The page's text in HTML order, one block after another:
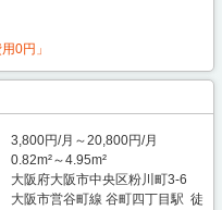
0円」
3,800円/月～20,800円/月
0.82m²～4.95m²
大阪府大阪市中央区粉川町3-6
大阪市営谷町線 谷町四丁目駅 徒